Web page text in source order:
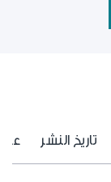
تاريخ النشر